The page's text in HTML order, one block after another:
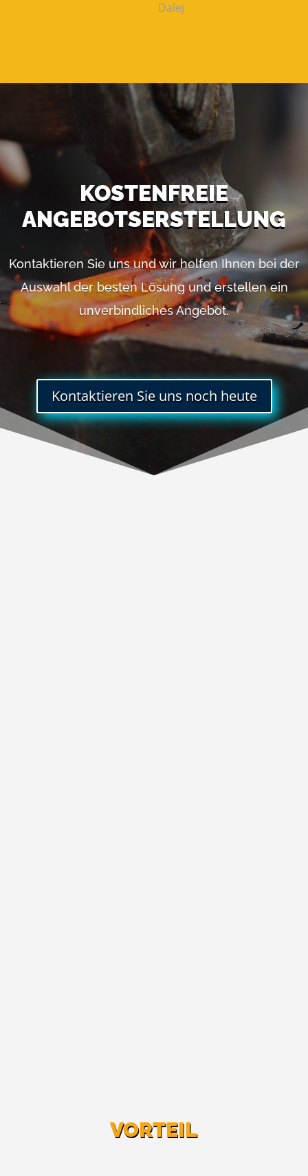
Dalej
KOSTENFREIE
ANGEBOTSERSTELLUNG
Kontaktieren Sie uns und wir helfen Ihnen bei der
Auswahl der besten Lösung und erstellen ein
unverbindliches Angebot.
Kontaktieren Sie uns noch heute
VORTEIL